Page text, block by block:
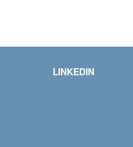
LINKEDIN